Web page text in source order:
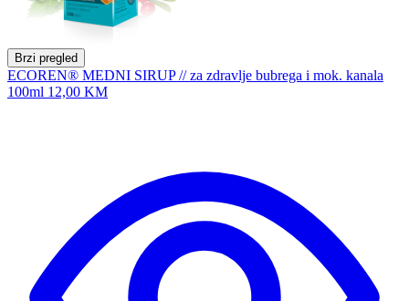
Brzi pregled
ECOREN® MEDNI SIRUP // za zdravlje bubrega i mok. kanala
100ml 12,00 KM